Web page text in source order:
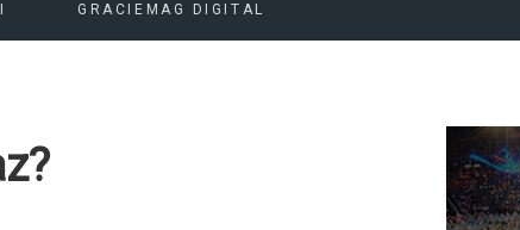
GRACIEMAG DIGITAL